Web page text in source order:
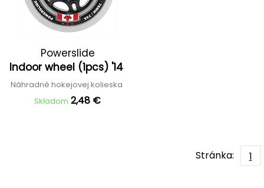
Powerslide
Indoor wheel (1pcs) '14
Náhradné hokejovej kolieska
Skladom 2,48 €
Stránka: 1